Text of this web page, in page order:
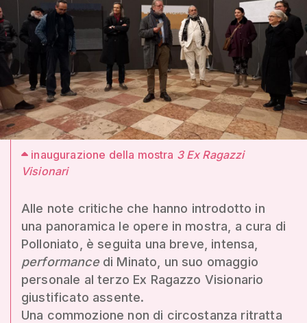
inaugurazione della mostra 3 Ex Ragazzi
Visionari
Alle note critiche che hanno introdotto in
una panoramica le opere in mostra, a cura di
Polloniato, è seguita una breve, intensa,
performancedi Minato, un suo omaggio
personale al terzo Ex Ragazzo Visionario
giustificato assente.
Una commozione non di circostanza ritratta